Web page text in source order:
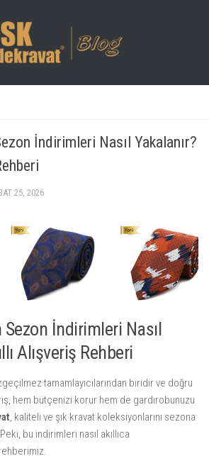
İndirimleri Nasıl Yakalanır?
25, 2026
Sezon İndirimleri Nasıl
Alışveriş Rehberi
tamamlayıcılarından biridir ve doğru
hem bütçenizi korur hem de gardırobunuzu
, kaliteli ve şık kravat koleksiyonlarını sezona
bu indirimleri nasıl akıllıca